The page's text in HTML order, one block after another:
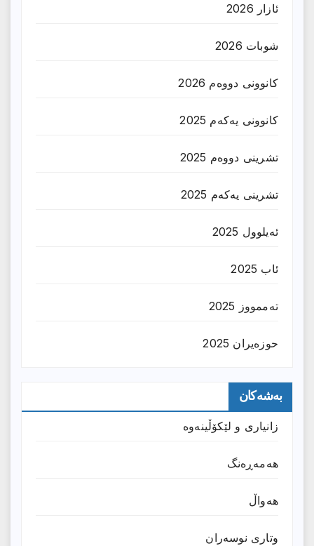
ئازار 2026
شوبات 2026
کانوونی دووەم 2026
کانوونی یەکەم 2025
تشرینی دووەم 2025
تشرینی یەکەم 2025
ئەیلوول 2025
ئاب 2025
تەممووز 2025
حوزه‌یران 2025
بەشەکان
زانیارى و لێکۆڵینەوە
هەمەڕەنگ
هەواڵ
وتارى نوسەران